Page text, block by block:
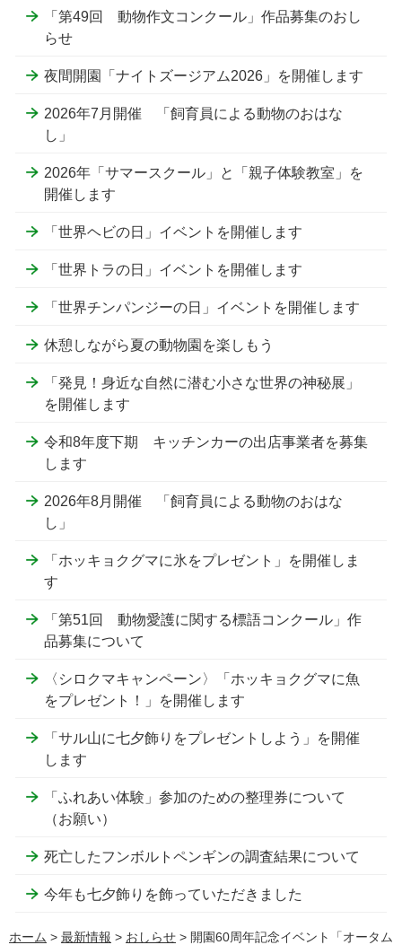
「第49回 動物作文コンクール」作品募集のおし
らせ
夜間開園「ナイトズージアム2026」を開催します
2026年7月開催 「飼育員による動物のおはな
し」
2026年「サマースクール」と「親子体験教室」を
開催します
「世界ヘビの日」イベントを開催します
「世界トラの日」イベントを開催します
「世界チンパンジーの日」イベントを開催します
休憩しながら夏の動物園を楽しもう
「発見！身近な自然に潜む小さな世界の神秘展」
を開催します
令和8年度下期 キッチンカーの出店事業者を募集
します
2026年8月開催 「飼育員による動物のおはな
し」
「ホッキョクグマに氷をプレゼント」を開催しま
す
「第51回 動物愛護に関する標語コンクール」作
品募集について
〈シロクマキャンペーン〉「ホッキョクグマに魚
をプレゼント！」を開催します
「サル山に七夕飾りをプレゼントしよう」を開催
します
「ふれあい体験」参加のための整理券について
（お願い）
死亡したフンボルトペンギンの調査結果について
今年も七夕飾りを飾っていただきました
ホーム > 最新情報 > おしらせ > 開園60周年記念イベント「オータム